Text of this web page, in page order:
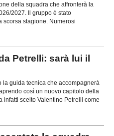
della squadra che affronterà la
2027. Il gruppo è stato
scorsa stagione. Numerosi
Petrelli: sarà lui il
la guida tecnica che accompagnerà
così un nuovo capitolo della
infatti scelto Valentino Petrelli come